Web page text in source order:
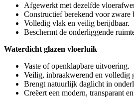
Afgewerkt met dezelfde
Constructief berekend voor zware
Volledig vlak en veilig berijdbaar.
Beschermt de onderliggende
Waterdicht glazen vloerluik
Vaste of openklapbare uitvoering.
Veilig, inbraakwerend en volledig
Brengt natuurlijk daglicht in
Creëert een modern, transparant